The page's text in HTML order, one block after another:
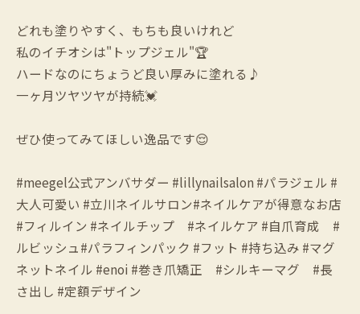
どれも塗りやすく、もちも良いけれど
私のイチオシは"トップジェル"🏆
ハードなのにちょうど良い厚みに塗れる♪
一ヶ月ツヤツヤが持続💓
ぜひ使ってみてほしい逸品です😌
#meegel公式アンバサダー #lillynailsalon #パラジェル #
大人可愛い #立川ネイルサロン#ネイルケアが得意なお店
#フィルイン #ネイルチップ #ネイルケア #自爪育成 #
ルビッシュ#パラフィンパック #フット #持ち込み #マグ
ネットネイル #enoi #巻き爪矯正 #シルキーマグ #長
さ出し #定額デザイン